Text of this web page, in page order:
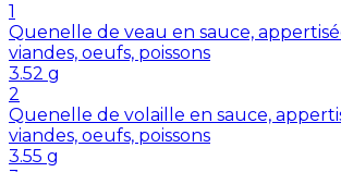
1
Quenelle de veau en sauce,
viandes, oeufs, poissons
3.52 g
2
Quenelle de volaille en sauce,
viandes, oeufs, poissons
3.55 g